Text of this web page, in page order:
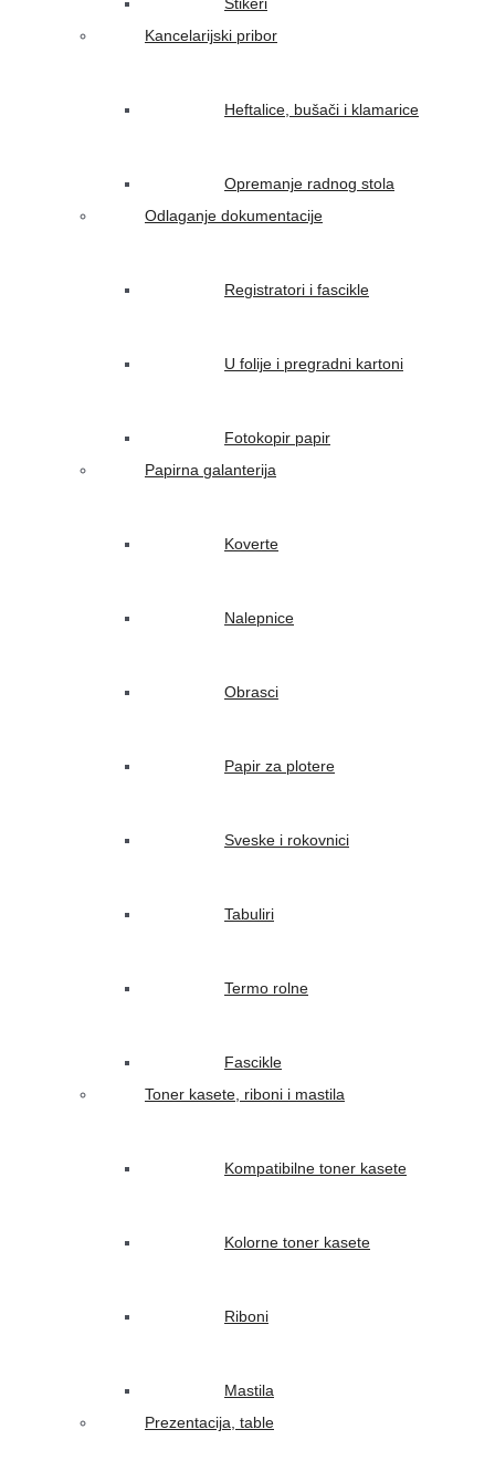
Stikeri
Kancelarijski pribor
Heftalice, bušači i klamarice
Opremanje radnog stola
Odlaganje dokumentacije
Registratori i fascikle
U folije i pregradni kartoni
Fotokopir papir
Papirna galanterija
Koverte
Nalepnice
Obrasci
Papir za plotere
Sveske i rokovnici
Tabuliri
Termo rolne
Fascikle
Toner kasete, riboni i mastila
Kompatibilne toner kasete
Kolorne toner kasete
Riboni
Mastila
Prezentacija, table